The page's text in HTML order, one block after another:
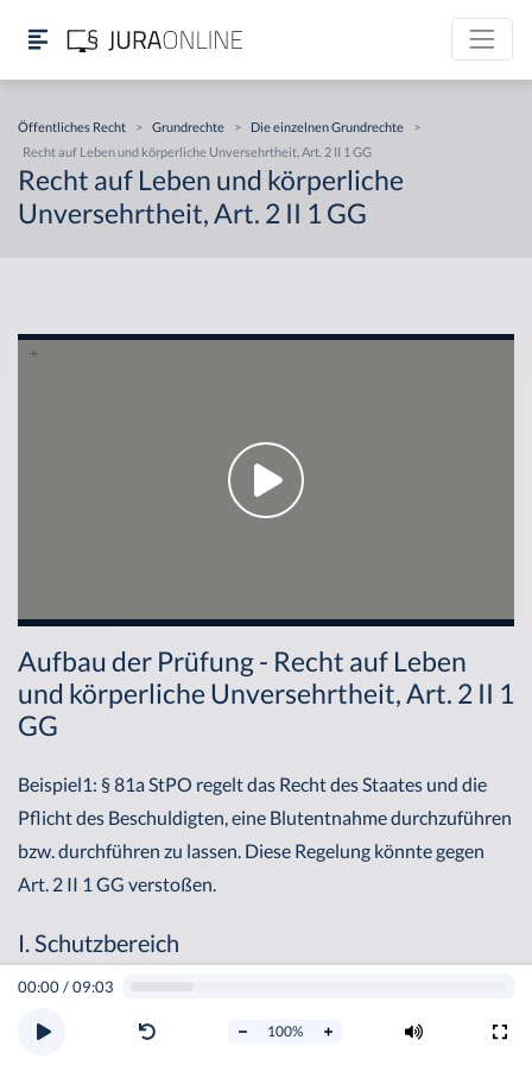
Öffentliches Recht > Grundrechte > Die einzelnen Grundrechte
>
Recht auf Leben und körperliche Unversehrtheit, Art. 2 II 1 GG
Recht auf Leben und körperliche
Unversehrtheit, Art. 2 II 1 GG
00:00/09:03
100%
Aufbau der Prüfung - Recht auf Leben
und körperliche Unversehrtheit, Art. 2 II 1
GG
Beispiel1: § 81a StPO regelt das Recht des Staates und die
Pflicht des Beschuldigten, eine Blutentnahme durchzuführen
bzw. durchführen zu lassen. Diese Regelung könnte gegen
Art. 2 II 1 GG verstoßen.
I. Schutzbereich
1. Persönlich